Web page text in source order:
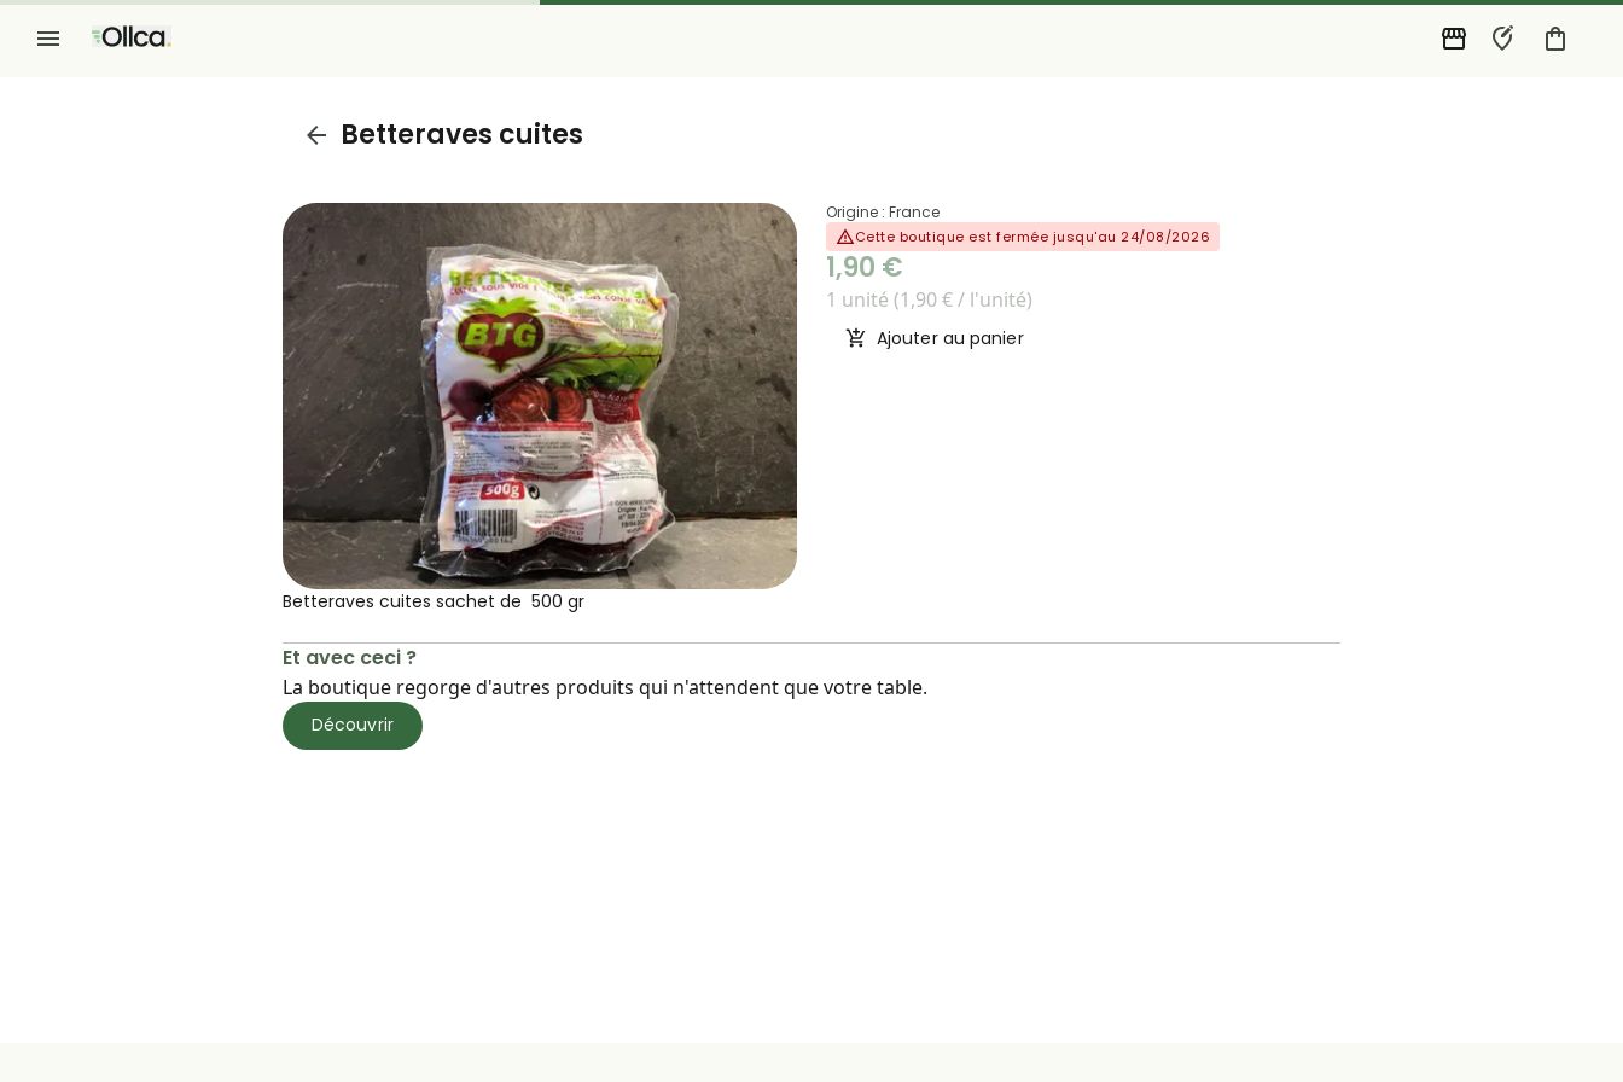
Betteraves cuites
Betteraves cuites sachet de 500 gr
Origine : France
Cette boutique est fermée jusqu'au 24/08/2026
1,90 €
1 unité (1,90 € / l'unité)
Ajouter au panier
Et avec ceci ?
La boutique regorge d'autres produits qui n'attendent que votre table.
Découvrir